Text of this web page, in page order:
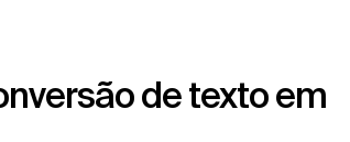
de texto em